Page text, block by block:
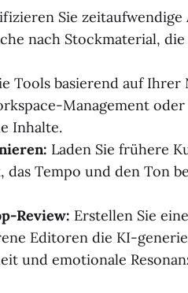
Sie zeitaufwendige
nach Stockmaterial, die
Tools basierend auf Ihrer
Management
Inhalte.
Laden Sie frühere
Tempo und den Ton
Review: Erstellen Sie
Editoren die KI-
und emotionale